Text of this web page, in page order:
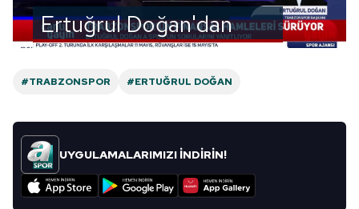
ilgili mevzuata uygun olarak kullanılan çerezlerle ilgili bilgi
almak için lütfentıklayınız.
Ertuğrul Doğan'dan
transfer açıklaması ve
Başkan Erdoğan'a
#TRABZONSPOR #ERTUĞRUL DOĞAN
UYGULAMALARIMIZI İNDİRİN!